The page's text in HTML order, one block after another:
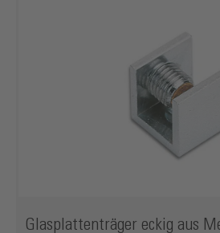
Glasplattenträger eckig aus